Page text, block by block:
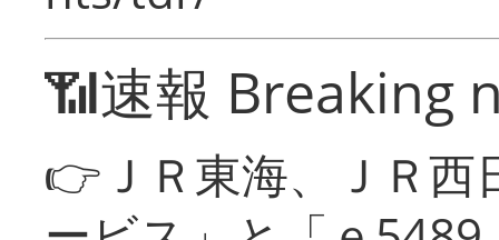
📶速報 Breaking
👉ＪＲ東海、ＪＲ